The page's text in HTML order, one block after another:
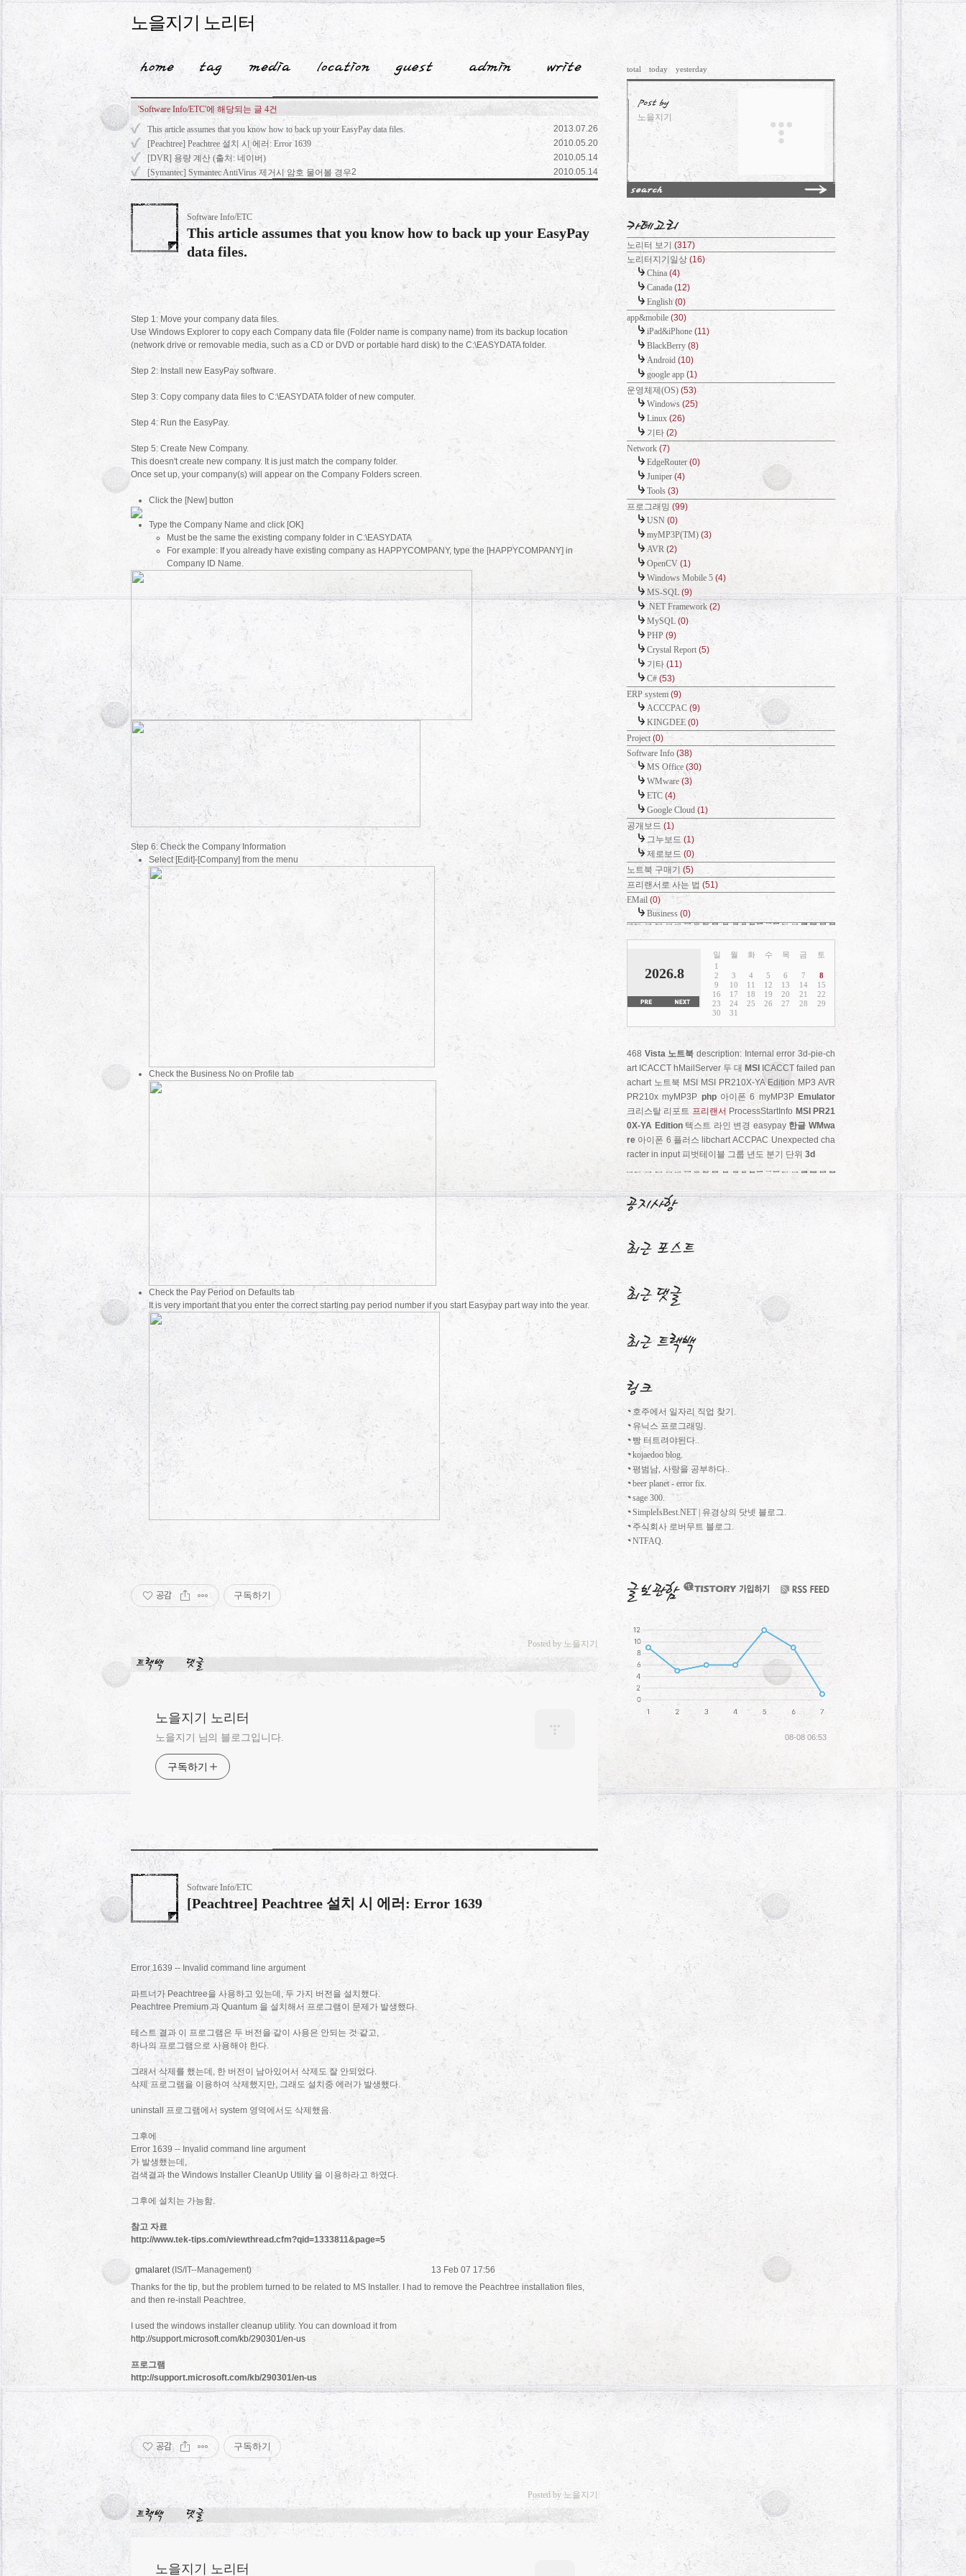
노을지기 노리터
'Software Info/ETC'에 해당되는 글 4건
2013.07.26
This article assumes that you know how to back up your EasyPay data files.
2010.05.20
[Peachtree] Peachtree 설치 시 에러: Error 1639
2010.05.14
[DVR] 용량 계산 (출처: 네이버)
2010.05.14
[Symantec] Symantec AntiVirus 제거시 암호 물어볼 경우2
Software Info/ETC
This article assumes that you know how to back up your EasyPay
data files.
Step 1: Move your company data files.
Use Windows Explorer to copy each Company data file (Folder name is company name) from its backup location
(network drive or removable media, such as a CD or DVD or portable hard disk) to the C:\EASYDATA folder.
Step 2: Install new EasyPay software.
Step 3: Copy company data files to C:\EASYDATA folder of new computer.
Step 4: Run the EasyPay.
Step 5: Create New Company.
This doesn't create new company. It is just match the company folder.
Once set up, your company(s) will appear on the Company Folders screen.
Click the [New] button
Type the Company Name and click [OK]
Must be the same the existing company folder in C:\EASYDATA
For example: If you already have existing company as HAPPYCOMPANY, type the [HAPPYCOMPANY] in
Company ID Name.
Step 6: Check the Company Information
Select [Edit]-[Company] from the menu
Check the Business No on Profile tab
Check the Pay Period on Defaults tab
It is very important that you enter the correct starting pay period number if you start Easypay part way into the year.
공감 구독하기
Posted by 노을지기
노을지기 노리터
노을지기 님의 블로그입니다.
구독하기
Software Info/ETC
[Peachtree] Peachtree 설치 시 에러: Error 1639
Error 1639 -- Invalid command line argument
파트너가 Peachtree을 사용하고 있는데, 두 가지 버전을 설치했다.
Peachtree Premium 과 Quantum 을 설치해서 프로그램이 문제가 발생했다.
테스트 결과 이 프로그램은 두 버전을 같이 사용은 안되는 것 같고,
하나의 프로그램으로 사용해야 한다.
그래서 삭제를 했는데, 한 버전이 남아있어서 삭제도 잘 안되었다.
삭제 프로그램을 이용하여 삭제했지만, 그래도 설치중 에러가 발생했다.
uninstall 프로그램에서 system 영역에서도 삭제했음.
그후에
Error 1639 -- Invalid command line argument
가 발생했는데,
검색결과 the Windows Installer CleanUp Utility 을 이용하라고 하였다.
그후에 설치는 가능함.
참고 자료
http://www.tek-tips.com/viewthread.cfm?qid=1333811&page=5
gmalaret(IS/IT--Management)
13 Feb 07 17:56
Thanks for the tip, but the problem turned to be related to MS Installer. I had to remove the Peachtree installation files,
and then re-install Peachtree.
I used the windows installer cleanup utility. You can download it from
http://support.microsoft.com/kb/290301/en-us
프로그램
http://support.microsoft.com/kb/290301/en-us
공감 구독하기
Posted by 노을지기
노을지기 노리터
total today yesterday
노을지기
노리터 보기 (317)
노리터지기일상 (16)
China (4)
Canada (12)
English(0)
app&mobile (30)
iPad&iPhone (11)
BlackBerry (8)
Android (10)
google app (1)
운영체제(OS) (53)
Windows (25)
Linux (26)
기타 (2)
Network (7)
EdgeRouter (0)
Juniper (4)
Tools (3)
프로그래밍 (99)
USN (0)
myMP3P(TM) (3)
AVR (2)
OpenCV (1)
Windows Mobile 5 (4)
MS-SQL (9)
.NET Framework (2)
MySQL (0)
PHP (9)
Crystal Report (5)
기타(11)
C# (53)
ERP system (9)
ACCCPAC (9)
KINGDEE (0)
Project (0)
Software Info (38)
MS Office (30)
WMware(3)
ETC (4)
Google Cloud (1)
공개보드 (1)
그누보드 (1)
제로보드 (0)
노트북 구매기 (5)
프리랜서로 사는 법 (51)
EMail (0)
Business (0)
2026.8
일 월 화 수 목 금
토
1
2
3 4 5 6 7
8
9
10 11 12 13 14
15
16
17 18 19 20 21
22
23
24 25 26 27 28
29
30
31
468 Vista 노트북 description: Internal error 3d-pie-ch
art ICACCT hMailServer 두 대 MSI ICACCT failed pan
achart 노트북 MSI MSI PR210X-YA Edition MP3 AVR
PR210x myMP3P php 아이폰 6 myMP3P Emulator
크리스탈 리포트 프리랜서 ProcessStartInfo MSI PR21
0X-YA Edition 텍스트 라인 변경 easypay 한글 WMwa
re 아이폰 6 플러스 libchart ACCPAC Unexpected cha
racter in input 피벗테이블 그룹 년도 분기 단위 3d
호주에서 일자리 직업 찾기.
유닉스 프로그래밍.
빵 터트려야된다..
kojaedoo blog.
평범남, 사랑을 공부하다..
beer planet - error fix.
sage 300.
SimpleIsBest.NET | 유경상의 닷넷 블로그.
주식회사 로버무트 블로그.
NTFAQ.
08-08 06:53